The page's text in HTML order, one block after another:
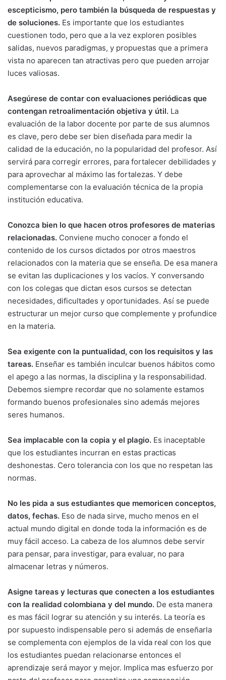
escepticismo, pero también la búsqueda de respuestas y
de soluciones. Es importante que los estudiantes
cuestionen todo, pero que a la vez exploren posibles
salidas, nuevos paradigmas, y propuestas que a primera
vista no aparecen tan atractivas pero que pueden arrojar
luces valiosas.
Asegúrese de contar con evaluaciones periódicas que
contengan retroalimentación objetiva y útil. La
evaluación de la labor docente por parte de sus alumnos
es clave, pero debe ser bien diseñada para medir la
calidad de la educación, no la popularidad del profesor. Así
servirá para corregir errores, para fortalecer debilidades y
para aprovechar al máximo las fortalezas. Y debe
complementarse con la evaluación técnica de la propia
institución educativa.
Conozca bien lo que hacen otros profesores de materias
relacionadas. Conviene mucho conocer a fondo el
contenido de los cursos dictados por otros maestros
relacionados con la materia que se enseña. De esa manera
se evitan las duplicaciones y los vacíos. Y conversando
con los colegas que dictan esos cursos se detectan
necesidades, dificultades y oportunidades. Así se puede
estructurar un mejor curso que complemente y profundice
en la materia.
Sea exigente con la puntualidad, con los requisitos y las
tareas. Enseñar es también inculcar buenos hábitos como
el apego a las normas, la disciplina y la responsabilidad.
Debemos siempre recordar que no solamente estamos
formando buenos profesionales sino además mejores
seres humanos.
Sea implacable con la copia y el plagio. Es inaceptable
que los estudiantes incurran en estas practicas
deshonestas. Cero tolerancia con los que no respetan las
normas.
No les pida a sus estudiantes que memoricen conceptos,
datos, fechas. Eso de nada sirve, mucho menos en el
actual mundo digital en donde toda la información es de
muy fácil acceso. La cabeza de los alumnos debe servir
para pensar, para investigar, para evaluar, no para
almacenar letras y números.
Asigne tareas y lecturas que conecten a los estudiantes
con la realidad colombiana y del mundo. De esta manera
es mas fácil lograr su atención y su interés. La teoría es
por supuesto indispensable pero si además de enseñarla
se complementa con ejemplos de la vida real con los que
los estudiantes puedan relacionarse entonces el
aprendizaje será mayor y mejor. Implica mas esfuerzo por